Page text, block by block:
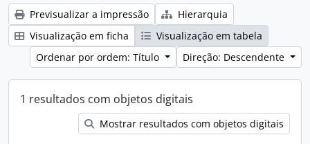
Previsualizar a impressão
Hierarquia
Visualização em ficha
Visualização em tabela
Ordenar por ordem: Título
Direção: Descendente
1 resultados com objetos digitais
Mostrar resultados com objetos digitais